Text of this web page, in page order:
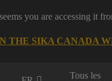
you are accessing it
THE SIKA CANADA
Tous les